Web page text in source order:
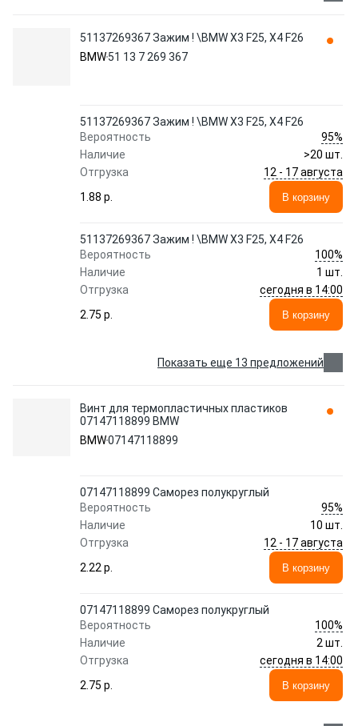
51137269367 Зажим ! \BMW X3 F25, X4 F26
BMW51 13 7 269 367
51137269367 Зажим ! \BMW X3 F25, X4 F26
Вероятность
95%
Наличие
>20 шт.
Отгрузка
12 - 17 августа
1.88 p.
В корзину
51137269367 Зажим ! \BMW X3 F25, X4 F26
Вероятность
100%
Наличие
1 шт.
Отгрузка
сегодня в 14:00
2.75 p.
В корзину
Показать еще 13 предложений
Винт для термопластичных пластиков
07147118899 BMW
BMW07147118899
07147118899 Саморез полукруглый
Вероятность
95%
Наличие
10 шт.
Отгрузка
12 - 17 августа
2.22 p.
В корзину
07147118899 Саморез полукруглый
Вероятность
100%
Наличие
2 шт.
Отгрузка
сегодня в 14:00
2.75 p.
В корзину